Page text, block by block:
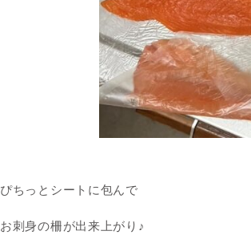
ぴちっとシートに包んで
お刺身の柵が出来上がり♪